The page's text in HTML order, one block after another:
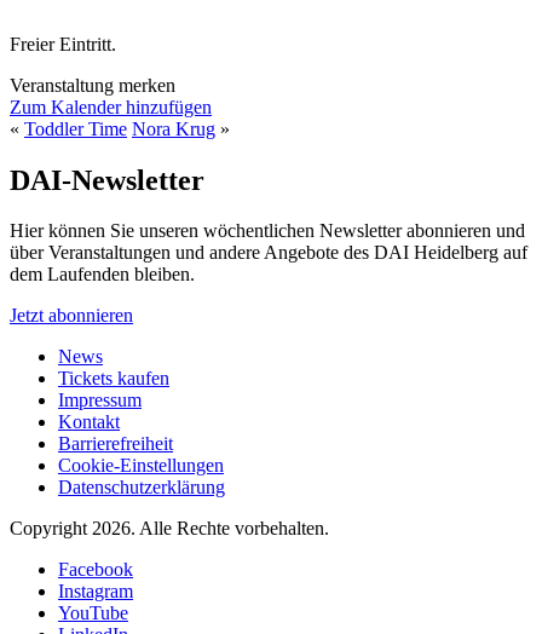
Freier Eintritt.
Veranstaltung merken
Zum Kalender hinzufügen
« Toddler Time Nora Krug »
DAI-Newsletter
Hier können Sie unseren wöchentlichen Newsletter abonnieren und
über Veranstaltungen und andere Angebote des DAI Heidelberg auf
dem Laufenden bleiben.
Jetzt abonnieren
News
Tickets kaufen
Impressum
Kontakt
Barrierefreiheit
Cookie-Einstellungen
Datenschutzerklärung
Copyright 2026. Alle Rechte vorbehalten.
Facebook
Instagram
YouTube